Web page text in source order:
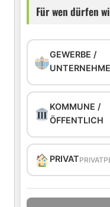
Für wen dürfen
GEWERBE /
KOMMUNE /
ÖFFENTLICH
PRIVAT